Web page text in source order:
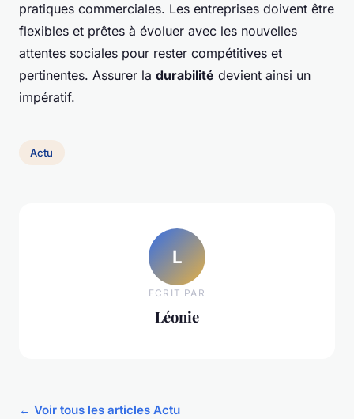
pratiques commerciales. Les entreprises doivent être
flexibles et prêtes à évoluer avec les nouvelles
attentes sociales pour rester compétitives et
pertinentes. Assurer la durabilité devient ainsi un
impératif.
Actu
L
ECRIT PAR
Léonie
← Voir tous les articles Actu